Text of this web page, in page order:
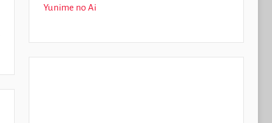
Yunime no Ai